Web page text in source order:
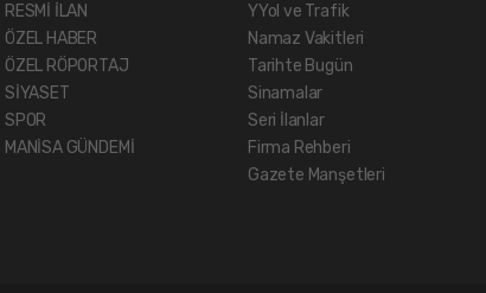
RESMİ İLAN
ÖZEL HABER
ÖZEL RÖPORTAJ
SİYASET
SPOR
MANİSA GÜNDEMİ
YYol ve Trafik
Namaz Vakitleri
Tarihte Bugün
Sinamalar
Seri İlanlar
Firma Rehberi
Gazete Manşetleri